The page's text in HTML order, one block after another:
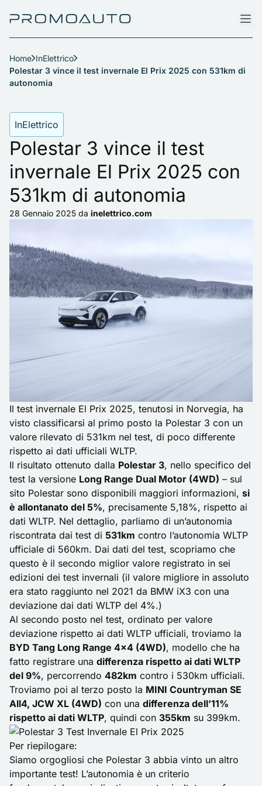
Home InElettrico
Polestar 3 vince il test invernale El Prix 2025 con 531km di
autonomia
InElettrico
Polestar 3 vince il test
invernale El Prix 2025 con
531km di autonomia
28 Gennaio 2025 da inelettrico.com
Il test invernale El Prix 2025, tenutosi in Norvegia, ha
visto classificarsi al primo posto la Polestar 3 con un
valore rilevato di 531km nel test, di poco differente
rispetto ai dati ufficiali WLTP.
Il risultato ottenuto dalla Polestar 3, nello specifico del
test la versione Long Range Dual Motor (4WD) – sul
sito Polestar sono disponibili maggiori informazioni, si
è allontanato del 5%, precisamente 5,18%, rispetto ai
dati WLTP. Nel dettaglio, parliamo di un’autonomia
riscontrata dai test di 531km contro l’autonomia WLTP
ufficiale di 560km. Dai dati del test, scopriamo che
questo è il secondo miglior valore registrato in sei
edizioni dei test invernali (il valore migliore in assoluto
era stato raggiunto nel 2021 da BMW iX3 con una
deviazione dai dati WLTP del 4%.)
Al secondo posto nel test, ordinato per valore
deviazione rispetto ai dati WLTP ufficiali, troviamo la
BYD Tang Long Range 4×4 (4WD), modello che ha
fatto registrare una differenza rispetto ai dati WLTP
del 9%, percorrendo 482km contro i 530km ufficiali.
Troviamo poi al terzo posto la MINI Countryman SE
All4, JCW XL (4WD) con una differenza dell’11%
rispetto ai dati WLTP, quindi con 355km su 399km.
Per riepilogare:
Siamo orgogliosi che Polestar 3 abbia vinto un altro
importante test! L’autonomia è un criterio